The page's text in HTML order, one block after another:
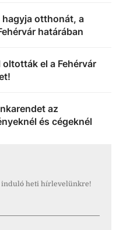
hagyja otthonát, a
határában
el a Fehérvár
az
és cégeknél
induló heti hírlevelünkre!